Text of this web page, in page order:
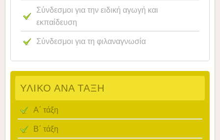
Σύνδεσμοι για την ειδική αγωγή και
εκπαίδευση
Σύνδεσμοι για τη φιλαναγνωσία
ΥΛΙΚΌ ΑΝΆ ΤΆΞΗ
Α΄ τάξη
Β΄ τάξη